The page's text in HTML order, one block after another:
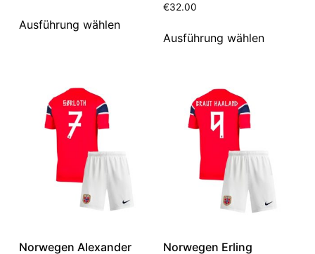
Ausführung wählen
€32.00
Ausführung wählen
Norwegen Alexander
Norwegen Erling